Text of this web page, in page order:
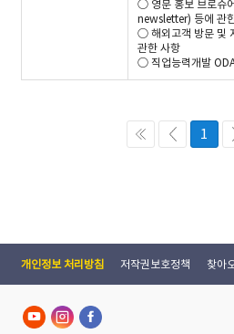
○ 영문 홍보 브로슈
newsletter) 등에 관
○ 해외고객 방문 및
관한 사항
○ 직업능력개발
1
개인정보 처리방침 저작권보호정책 찾아